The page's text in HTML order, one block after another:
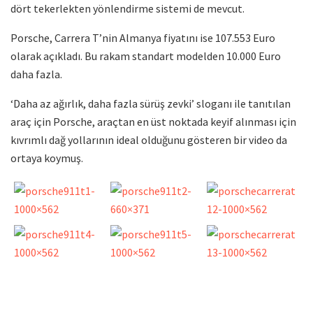
dört tekerlekten yönlendirme sistemi de mevcut.
Porsche, Carrera T’nin Almanya fiyatını ise 107.553 Euro
olarak açıkladı. Bu rakam standart modelden 10.000 Euro
daha fazla.
‘Daha az ağırlık, daha fazla sürüş zevki’ sloganı ile tanıtılan
araç için Porsche, araçtan en üst noktada keyif alınması için
kıvrımlı dağ yollarının ideal olduğunu gösteren bir video da
ortaya koymuş.